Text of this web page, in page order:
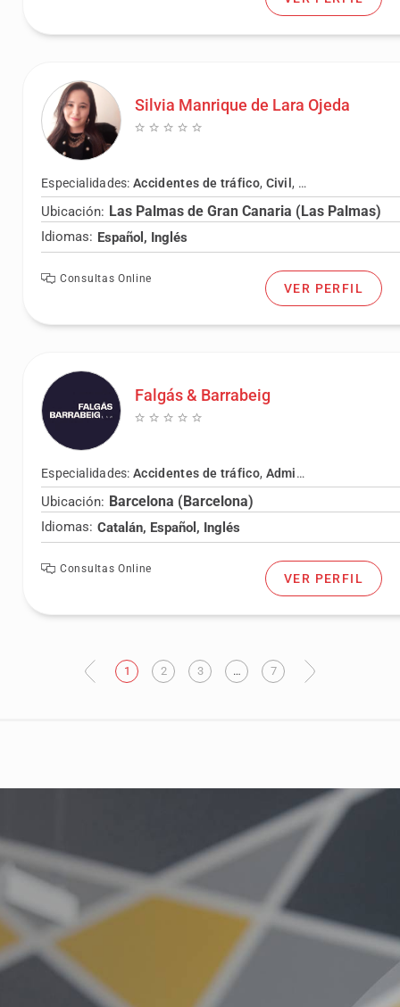
Silvia Manrique de Lara Ojeda
Especialidades:Accidentes de tráfico, Civil, Contrato alquiler
Ubicación: Las Palmas de Gran Canaria (Las Palmas)
Idiomas: Español, Inglés
Consultas Online
VER PERFIL
Falgás & Barrabeig
Especialidades:Accidentes de tráfico, Administrativo
Ubicación: Barcelona (Barcelona)
Idiomas: Catalán, Español, Inglés
Consultas Online
VER PERFIL
Anterior 1 2 3 … 7 Siguiente